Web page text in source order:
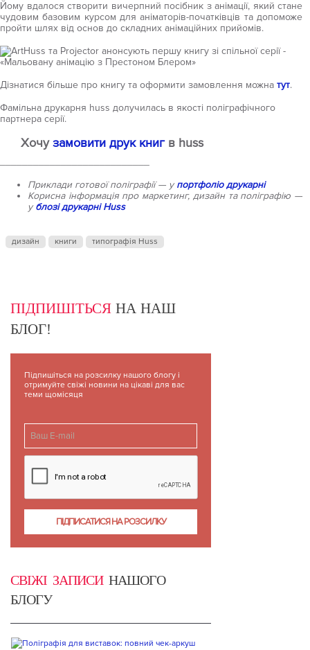
Йому вдалося створити вичерпний посібник з анімації, який стане
чудовим базовим курсом для аніматорів-початківців та допоможе
пройти шлях від основ до складних анімаційних прийомів.
Дізнатися більше про книгу та оформити замовлення можна тут.
Фамільна друкарня huss долучилась в якості поліграфічного
партнера серії.
Хочузамовити друк книгв huss
Приклади готової поліграфії — упортфоліо друкарні
Корисна інформація про маркетинг, дизайн та поліграфію —
ублозі друкарні Huss
дизайн книги типографія Huss
ПІДПИШІТЬСЯ НА НАШ
БЛОГ!
Підпишіться на розсилку нашого блогу і
отримуйте свіжі новини на цікаві для вас
теми щомісяця
СВІЖІ ЗАПИСИНАШОГО
БЛОГУ